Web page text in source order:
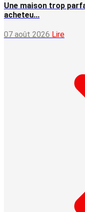
Une maison trop
acheteu...
07 août 2026 Lire